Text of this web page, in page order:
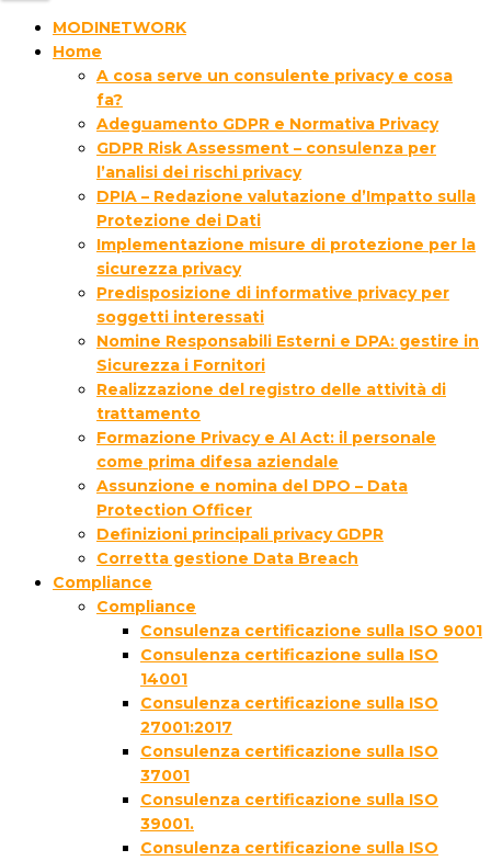
MODINETWORK
Home
A cosa serve un consulente privacy e cosa
fa?
Adeguamento GDPR e Normativa Privacy
GDPR Risk Assessment – consulenza per
l’analisi dei rischi privacy
DPIA – Redazione valutazione d’Impatto sulla
Protezione dei Dati
Implementazione misure di protezione per la
sicurezza privacy
Predisposizione di informative privacy per
soggetti interessati
Nomine Responsabili Esterni e DPA: gestire in
Sicurezza i Fornitori
Realizzazione del registro delle attività di
trattamento
Formazione Privacy e AI Act: il personale
come prima difesa aziendale
Assunzione e nomina del DPO – Data
Protection Officer
Definizioni principali privacy GDPR
Corretta gestione Data Breach
Compliance
Compliance
Consulenza certificazione sulla ISO 9001
Consulenza certificazione sulla ISO
14001
Consulenza certificazione sulla ISO
27001:2017
Consulenza certificazione sulla ISO
37001
Consulenza certificazione sulla ISO
39001.
Consulenza certificazione sulla ISO